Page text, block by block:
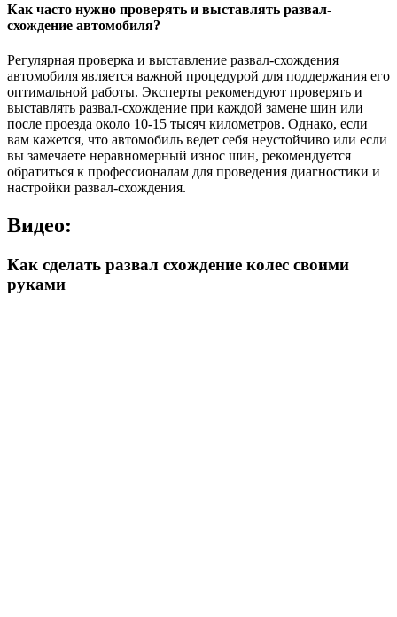
Как часто нужно проверять и выставлять развал-
схождение автомобиля?
Регулярная проверка и выставление развал-схождения
автомобиля является важной процедурой для поддержания его
оптимальной работы. Эксперты рекомендуют проверять и
выставлять развал-схождение при каждой замене шин или
после проезда около 10-15 тысяч километров. Однако, если
вам кажется, что автомобиль ведет себя неустойчиво или если
вы замечаете неравномерный износ шин, рекомендуется
обратиться к профессионалам для проведения диагностики и
настройки развал-схождения.
Видео:
Как сделать развал схождение колес своими
руками